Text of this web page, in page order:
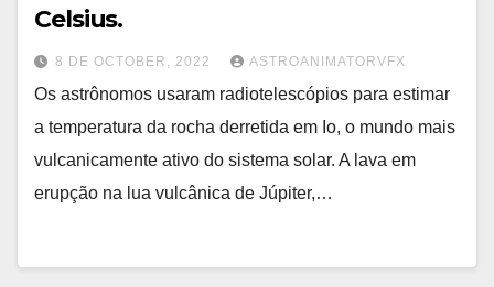
Celsius.
8 DE OCTOBER, 2022 ASTROANIMATORVFX
Os astrônomos usaram radiotelescópios para estimar
a temperatura da rocha derretida em Io, o mundo mais
vulcanicamente ativo do sistema solar. A lava em
erupção na lua vulcânica de Júpiter,…